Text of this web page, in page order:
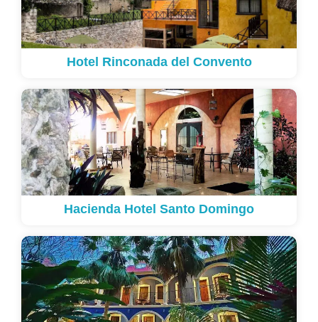
Hotel Rinconada del Convento
Hacienda Hotel Santo Domingo